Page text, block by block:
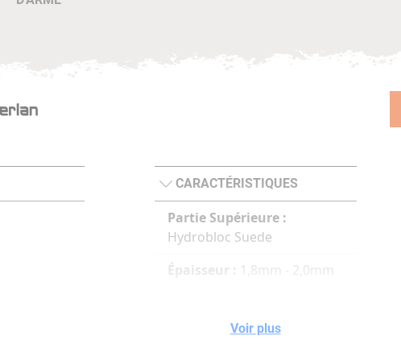
CARACTÉRISTIQUES
Partie Supérieure :
Hydrobloc Suede
Épaisseur : 1,8mm - 2,0mm
Extended Comfort
Voir plus